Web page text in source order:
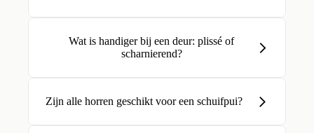
Wat is handiger bij een deur: plissé of
scharnierend?
Zijn alle horren geschikt voor een schuifpui?